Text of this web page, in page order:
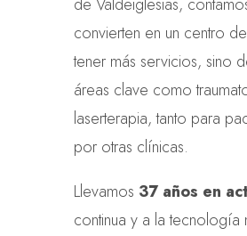
de Valdeiglesias,
convierten en un centro
tener más servicios, sino
áreas clave como
laserterapia, tanto para
por otras clínicas.
Llevamos 37 años en
continua y a la